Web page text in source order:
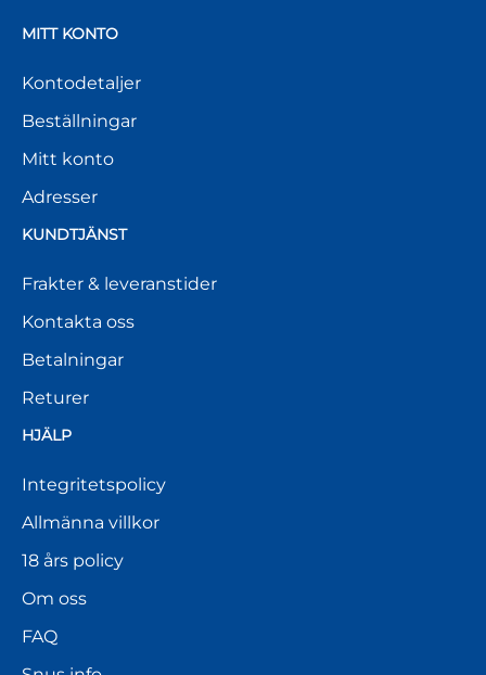
MITT KONTO
Kontodetaljer
Beställningar
Mitt konto
Adresser
KUNDTJÄNST
Frakter & leveranstider
Kontakta oss
Betalningar
Returer
HJÄLP
Integritetspolicy
Allmänna villkor
18 års policy
Om oss
FAQ